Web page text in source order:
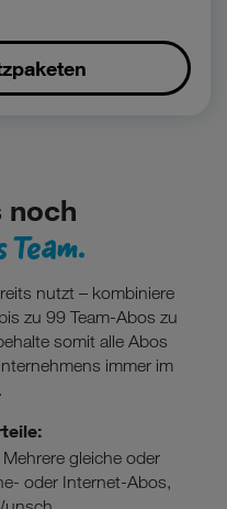
noch
nutzt – kombiniere
zu 99 Team-Abos zu
somit alle Abos
immer im
Mehrere gleiche oder
oder Internet-Abos,